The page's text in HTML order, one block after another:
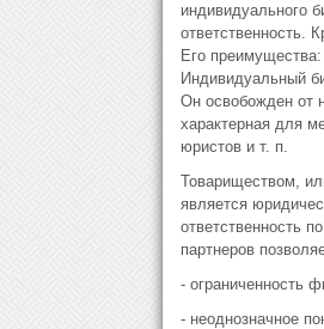
индивидуального
ответственность.
Его
Индивидуальный
Он освобожден от
характерная для
юристов и т. п.
Товариществом,
является
ответственность
партнеров
- ограниченность
- неоднозначное